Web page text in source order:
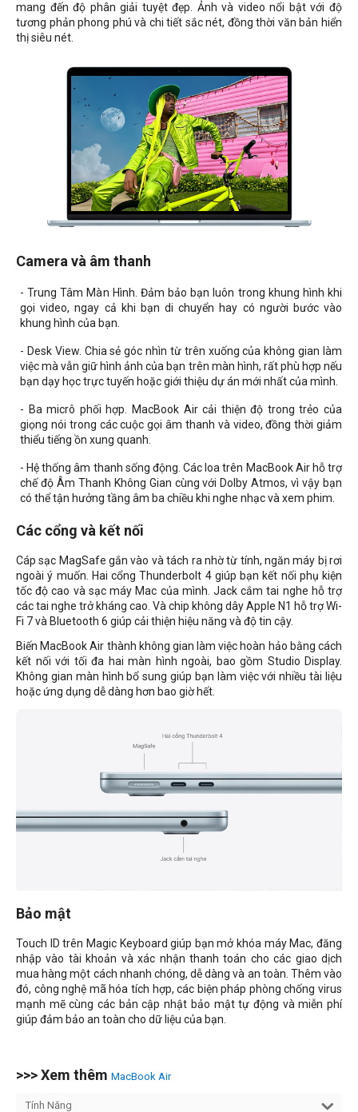
mang đến độ phân giải tuyệt đẹp. Ảnh và video nổi bật với độ
tương phản phong phú và chi tiết sắc nét, đồng thời văn bản hiển
thị siêu nét.
Camera và âm thanh
- Trung Tâm Màn Hình. Đảm bảo bạn luôn trong khung hình khi
gọi video, ngay cả khi bạn di chuyển hay có người bước vào
khung hình của bạn.
- Desk View. Chia sẻ góc nhìn từ trên xuống của không gian làm
việc mà vẫn giữ hình ảnh của bạn trên màn hình, rất phù hợp nếu
bạn dạy học trực tuyến hoặc giới thiệu dự án mới nhất của mình.
- Ba micrô phối hợp. MacBook Air cải thiện độ trong trẻo của
giọng nói trong các cuộc gọi âm thanh và video, đồng thời giảm
thiểu tiếng ồn xung quanh.
- Hệ thống âm thanh sống động. Các loa trên MacBook Air hỗ trợ
chế độ Âm Thanh Không Gian cùng với Dolby Atmos, vì vậy bạn
có thể tận hưởng tầng âm ba chiều khi nghe nhạc và xem phim.
Các cổng và kết nối
Cáp sạc MagSafe gắn vào và tách ra nhờ từ tính, ngăn máy bị rơi
ngoài ý muốn. Hai cổng Thunderbolt 4 giúp bạn kết nối phụ kiện
tốc độ cao và sạc máy Mac của mình. Jack cắm tai nghe hỗ trợ
các tai nghe trở kháng cao. Và chip không dây Apple N1 hỗ trợ Wi-
Fi 7 và Bluetooth 6 giúp cải thiện hiệu năng và độ tin cậy.
Biến MacBook Air thành không gian làm việc hoàn hảo bằng cách
kết nối với tối đa hai màn hình ngoài, bao gồm Studio Display.
Không gian màn hình bổ sung giúp bạn làm việc với nhiều tài liệu
hoặc ứng dụng dễ dàng hơn bao giờ hết.
Bảo mật
Touch ID trên Magic Keyboard giúp bạn mở khóa máy Mac, đăng
nhập vào tài khoản và xác nhận thanh toán cho các giao dịch
mua hàng một cách nhanh chóng, dễ dàng và an toàn. Thêm vào
đó, công nghệ mã hóa tích hợp, các biện pháp phòng chống virus
mạnh mẽ cùng các bản cập nhật bảo mật tự động và miễn phí
giúp đảm bảo an toàn cho dữ liệu của bạn.
>>> Xem thêm MacBook Air
Tính Năng